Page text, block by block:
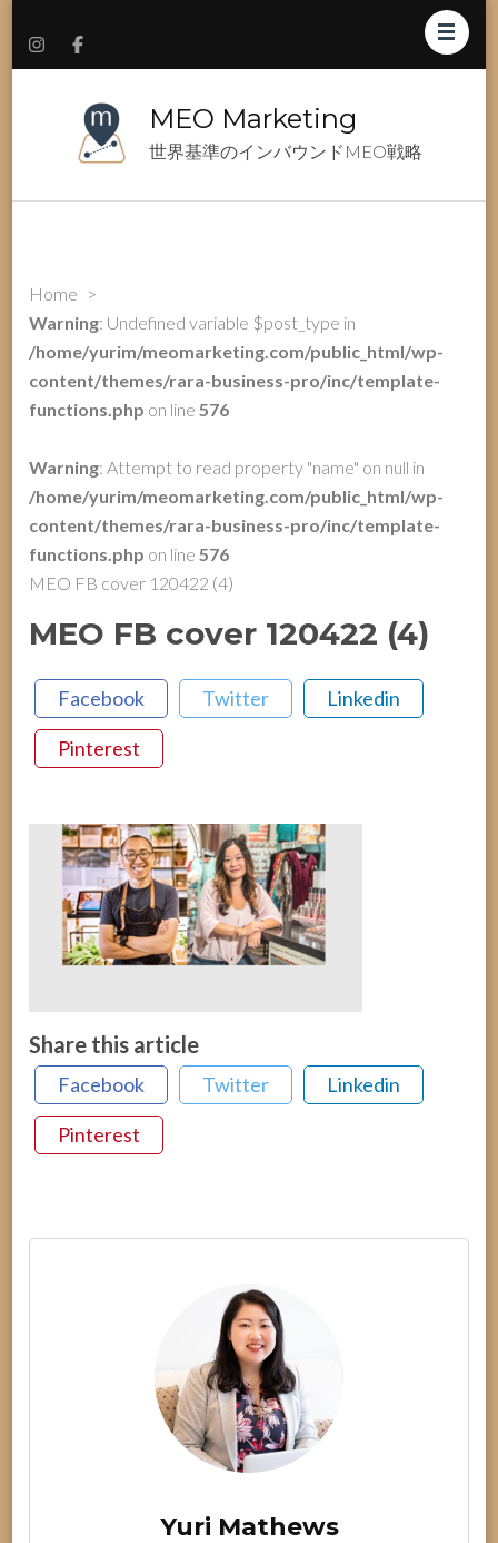
MEO Marketing
世界基準のインバウンドMEO戦略
Home >
Warning: Undefined variable $post_type in
/home/yurim/meomarketing.com/public_html/wp-
content/themes/rara-business-pro/inc/template-
functions.php on line576
Warning: Attempt to read property "name" on null in
/home/yurim/meomarketing.com/public_html/wp-
content/themes/rara-business-pro/inc/template-
functions.php on line576
MEO FB cover 120422 (4)
MEO FB cover 120422 (4)
Facebook Twitter Linkedin
Pinterest
Share this article
Facebook Twitter Linkedin
Pinterest
Yuri Mathews